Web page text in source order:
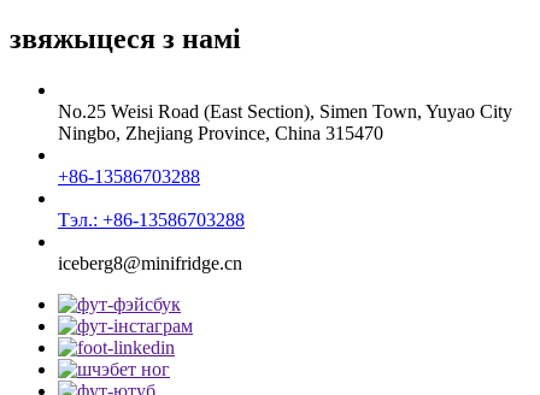
звяжыцеся з намі
No.25 Weisi Road (East Section), Simen Town, Yuyao City
Ningbo, Zhejiang Province, China 315470
+86-13586703288
Тэл.: +86-13586703288
iceberg8@minifridge.cn